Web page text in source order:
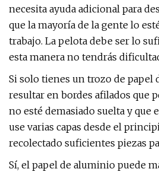
necesita ayuda adicional para
que la mayoría de la gente lo
trabajo. La pelota debe ser lo
esta manera no tendrás
Si solo tienes un trozo de papel
resultar en bordes afilados que
no esté demasiado suelta y que
use varias capas desde el
recolectado suficientes piezas
Sí, el papel de aluminio puede